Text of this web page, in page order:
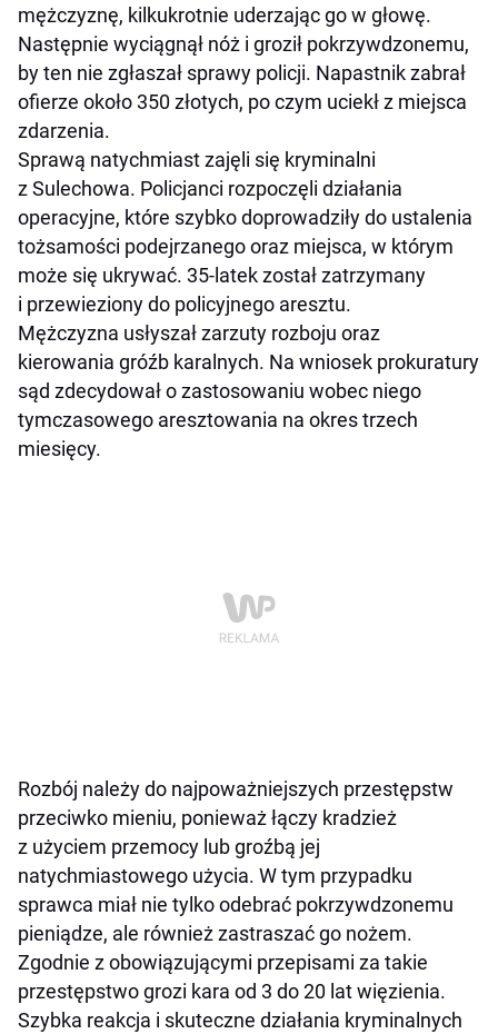
mężczyznę, kilkukrotnie uderzając go w głowę.
Następnie wyciągnął nóż i groził pokrzywdzonemu,
by ten nie zgłaszał sprawy policji. Napastnik zabrał
ofierze około 350 złotych, po czym uciekł z miejsca
zdarzenia.
Sprawą natychmiast zajęli się kryminalni
z Sulechowa. Policjanci rozpoczęli działania
operacyjne, które szybko doprowadziły do ustalenia
tożsamości podejrzanego oraz miejsca, w którym
może się ukrywać. 35-latek został zatrzymany
i przewieziony do policyjnego aresztu.
Mężczyzna usłyszał zarzuty rozboju oraz
kierowania gróźb karalnych. Na wniosek prokuratury
sąd zdecydował o zastosowaniu wobec niego
tymczasowego aresztowania na okres trzech
miesięcy.
Rozbój należy do najpoważniejszych przestępstw
przeciwko mieniu, ponieważ łączy kradzież
z użyciem przemocy lub groźbą jej
natychmiastowego użycia. W tym przypadku
sprawca miał nie tylko odebrać pokrzywdzonemu
pieniądze, ale również zastraszać go nożem.
Zgodnie z obowiązującymi przepisami za takie
przestępstwo grozi kara od 3 do 20 lat więzienia.
Szybka reakcja i skuteczne działania kryminalnych